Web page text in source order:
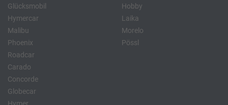
Glücksmobil
Hymercar
Malibu
Phoenix
Roadcar
Hobby
Laika
Morelo
Pössl
Carado
Concorde
Globecar